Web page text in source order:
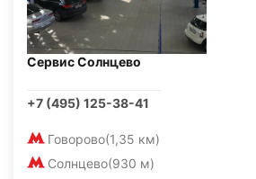
Сервис Солнцево
+7 (495) 125-38-41
Говорово(1,35 км)
Солнцево(930 м)